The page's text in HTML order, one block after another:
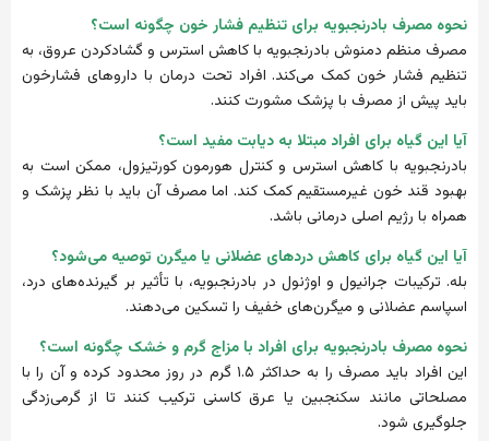
نحوه مصرف بادرنجبویه برای تنظیم فشار خون چگونه است؟
مصرف منظم دمنوش بادرنجبویه با کاهش استرس و گشادکردن عروق، به
تنظیم فشار خون کمک می‌کند. افراد تحت درمان با داروهای فشارخون
باید پیش از مصرف با پزشک مشورت کنند.
آیا این گیاه برای افراد مبتلا به دیابت مفید است؟
بادرنجبویه با کاهش استرس و کنترل هورمون کورتیزول، ممکن است به
بهبود قند خون غیرمستقیم کمک کند. اما مصرف آن باید با نظر پزشک و
همراه با رژیم اصلی درمانی باشد.
آیا این گیاه برای کاهش دردهای عضلانی یا میگرن توصیه می‌شود؟
بله. ترکیبات جرانیول و اوژنول در بادرنجبویه، با تأثیر بر گیرنده‌های درد،
اسپاسم عضلانی و میگرن‌های خفیف را تسکین می‌دهند.
نحوه مصرف بادرنجبویه برای افراد با مزاج گرم و خشک چگونه است؟
این افراد باید مصرف را به حداکثر ۱.۵ گرم در روز محدود کرده و آن را با
مصلحاتی مانند سکنجبین یا عرق کاسنی ترکیب کنند تا از گرمی‌زدگی
جلوگیری شود.